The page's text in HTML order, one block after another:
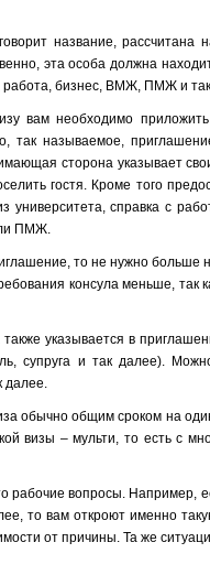
название,
эта особа должна
работа, бизнес, ВМЖ, ПМЖ и так
вам необходимо
так называемое,
сторона указывает
гостя. Кроме того
университета, справка с
ПМЖ.
то не нужно больше
консула меньше, так
также указывается в
супруга и так далее).
далее.
обычно общим сроком на
визы – мульти, то есть с
рабочие вопросы. Например,
то вам откроют именно
от причины. Та же